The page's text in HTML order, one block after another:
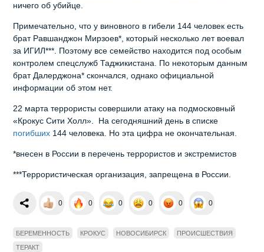
ничего об убийце.
Примечательно, что у виновного в гибели 144 человек есть
брат Равшанджон Мирзоев*, который несколько лет воевал
за ИГИЛ***. Поэтому все семейство находится под особым
контролем спецслужб Таджикистана. По некоторым данным
брат Далерджона* скончался, однако официальной
информации об этом нет.
22 марта террористы совершили атаку на подмосковный
«Крокус Сити Холл». На сегодняшний день в списке
погибших 144 человека. Но эта цифра не окончательная.
*внесен в России в перечень террористов и экстремистов
***Террористическая организация, запрещена в России.
0 0 0 0 0 0
БЕРЕМЕННОСТЬ КРОКУС НОВОСИБИРСК
ПРОИСШЕСТВИЯ
ТЕРАКТ